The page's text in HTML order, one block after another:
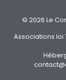
© 2026 Le
Associations loi